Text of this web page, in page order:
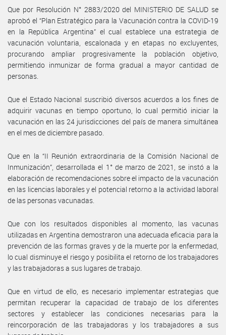
Que por Resolución N° 2883/2020 del MINISTERIO DE SALUD se
aprobó el “Plan Estratégico para la Vacunación contra la COVID-19
en la República Argentina” el cual establece una estrategia de
vacunación voluntaria, escalonada y en etapas no excluyentes,
procurando ampliar progresivamente la población objetivo,
permitiendo inmunizar de forma gradual a mayor cantidad de
personas.
Que el Estado Nacional suscribió diversos acuerdos a los fines de
adquirir vacunas en tiempo oportuno, lo cual permitió iniciar la
vacunación en las 24 jurisdicciones del país de manera simultánea
en el mes de diciembre pasado.
Que en la “II Reunión extraordinaria de la Comisión Nacional de
Inmunización”, desarrollada el 1° de marzo de 2021, se instó a la
elaboración de recomendaciones sobre el impacto de la vacunación
en las licencias laborales y el potencial retorno a la actividad laboral
de las personas vacunadas.
Que con los resultados disponibles al momento, las vacunas
utilizadas en Argentina demostraron una adecuada eficacia para la
prevención de las formas graves y de la muerte por la enfermedad,
lo cual disminuye el riesgo y posibilita el retorno de los trabajadores
y las trabajadoras a sus lugares de trabajo.
Que en virtud de ello, es necesario implementar estrategias que
permitan recuperar la capacidad de trabajo de los diferentes
sectores y establecer las condiciones necesarias para la
reincorporación de las trabajadoras y los trabajadores a sus